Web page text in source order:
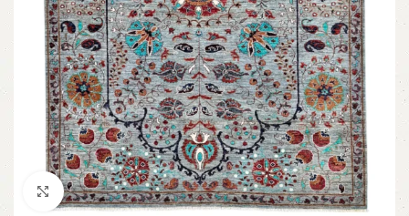
Click to enlarge